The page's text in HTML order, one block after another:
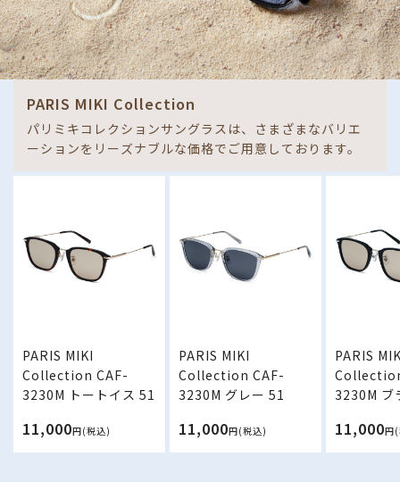
PARIS MIKI Collection
パリミキコレクションサングラスは、さまざまなバリエ
ーションをリーズナブルな価格でご用意しております。
PARIS MIKI
Collection CAF-
3230M トートイス 51
11,000円(税込)
PARIS MIKI
Collection CAF-
3230M グレー 51
11,000円(税込)
PARIS
3230M ブ
11,000円